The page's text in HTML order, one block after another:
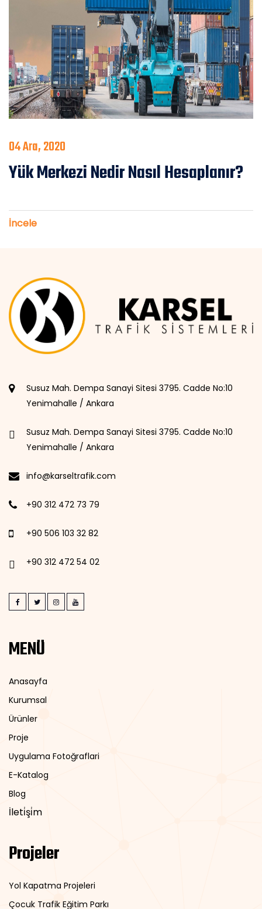
04 Ara, 2020
Yük Merkezi Nedir Nasıl Hesaplanır?
İncele
Susuz Mah. Dempa Sanayi Sitesi 3795. Cadde No:10
Yenimahalle / Ankara
Susuz Mah. Dempa Sanayi Sitesi 3795. Cadde No:10
Yenimahalle / Ankara
info@karseltrafik.com
+90 312 472 73 79
+90 506 103 32 82
+90 312 472 54 02
MENÜ
Anasayfa
Kurumsal
Ürünler
Proje
Uygulama Fotoğraflari
E-Katalog
Blog
İleti̇şi̇m
Projeler
Yol Kapatma Projeleri
Çocuk Trafik Eğitim Parkı